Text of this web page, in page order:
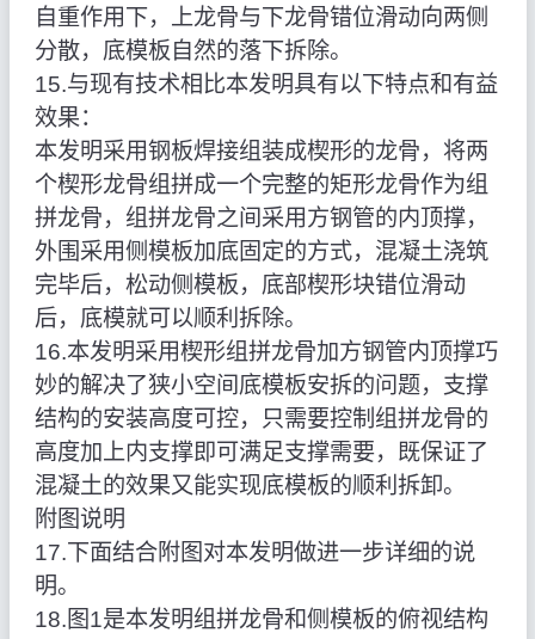
自重作用下，上龙骨与下龙骨错位滑动向两侧
分散，底模板自然的落下拆除。
15.与现有技术相比本发明具有以下特点和有益
效果：
本发明采用钢板焊接组装成楔形的龙骨，将两
个楔形龙骨组拼成一个完整的矩形龙骨作为组
拼龙骨，组拼龙骨之间采用方钢管的内顶撑，
外围采用侧模板加底固定的方式，混凝土浇筑
完毕后，松动侧模板，底部楔形块错位滑动
后，底模就可以顺利拆除。
16.本发明采用楔形组拼龙骨加方钢管内顶撑巧
妙的解决了狭小空间底模板安拆的问题，支撑
结构的安装高度可控，只需要控制组拼龙骨的
高度加上内支撑即可满足支撑需要，既保证了
混凝土的效果又能实现底模板的顺利拆卸。
附图说明
17.下面结合附图对本发明做进一步详细的说
明。
18.图1是本发明组拼龙骨和侧模板的俯视结构